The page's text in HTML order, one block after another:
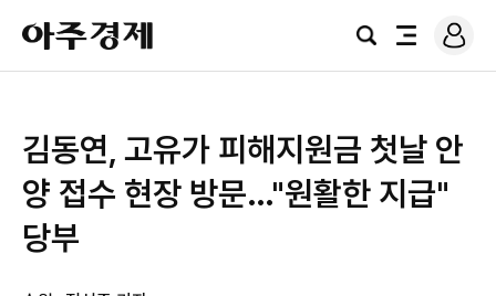
아
주
경
검
전
로
그
김동연, 고유가 피해지원금 첫날 안
양 접수 현장 방문…"원활한 지급"
당부